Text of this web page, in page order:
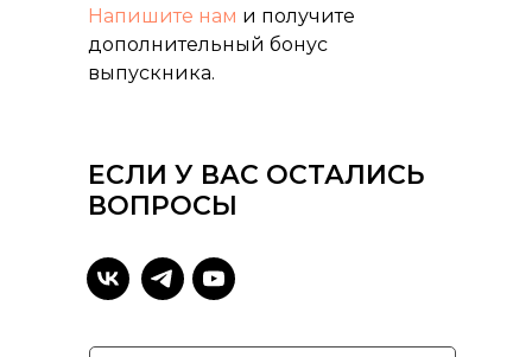
Напишите нам и получите
дополнительный бонус
выпускника.
ЕСЛИ У ВАС ОСТАЛИСЬ
ВОПРОСЫ